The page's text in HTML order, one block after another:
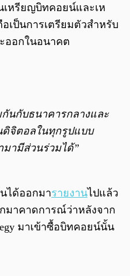
เหรียญบิทคอยน์และเห
เป็นการเตรียมตัวสำหรับ
ออกในอนาคต
กันกับธนาคารกลางและ
ดิจิตอลในทุกรูปแบบ
มามีส่วนร่วมได้”
ได้ออกมารายงานไปแล้ว
มาคาดการณ์ว่าหลังจาก
มาเข้าซื้อบิทคอยน์นั้น